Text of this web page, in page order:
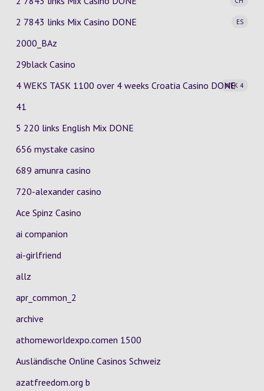
2 7843 links Mix Casino
ES
DONE
2000_BAz
29black Casino
4 WEKS TASK 1100 over 4 weeks Croatia Casino
WEK 4
DONE
41
5 220 links English Mix DONE
656 mystake casino
689 amunra casino
720-alexander casino
Ace Spinz Casino
ai companion
ai-girlfriend
allz
apr_common_2
archive
athomeworldexpo.comen 1500
Ausländische Online Casinos Schweiz
azatfreedom.org b